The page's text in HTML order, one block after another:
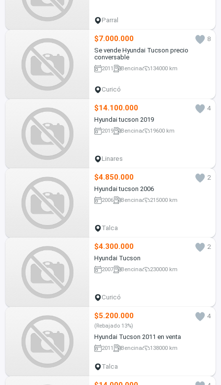
Parral
$7.000.000
8
Se vende Hyundai Tucson precio
conversable
2011 Bencina 134000 km
Curicó
$14.100.000
4
Hyundai tucson 2019
2019 Bencina 19600 km
Linares
$4.850.000
2
Hyundai tucson 2006
2006 Bencina 215000 km
Talca
$4.300.000
2
Hyundai Tucson
2007 Bencina 230000 km
Curicó
$5.200.000 4
(Rebajado 13%)
Hyundai Tucson 2011 en venta
2011 Bencina 138000 km
Talca